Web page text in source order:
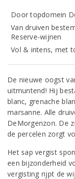
Door topdomein
Van druiven
Reserve-wijnen
Vol & intens, met
De nieuwe oogst
uitmuntend! Hij
blanc, grenache
marsanne. Alle
DeMorgenzon. De
de percelen zorgt
Het sap vergist
een bijzonderheid
vergisting rijpt de